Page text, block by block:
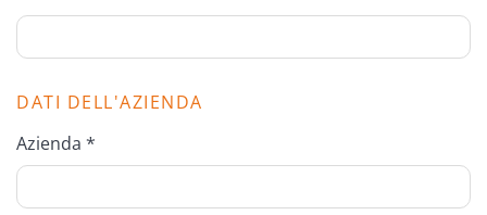
DATI DELL'AZIENDA
Azienda *